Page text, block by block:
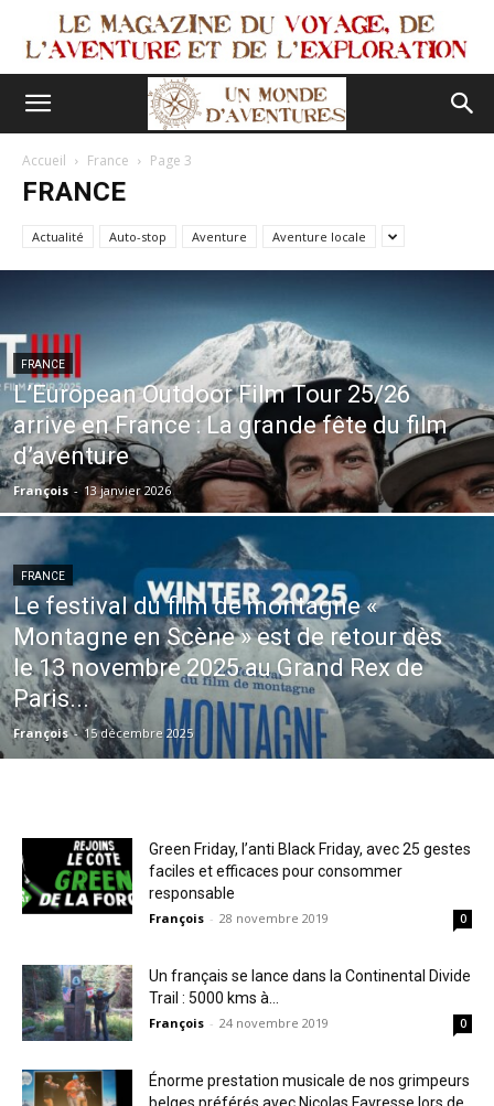
Accueil France Page 3
FRANCE
Actualité Auto-stop Aventure Aventure locale
FRANCE
L’European Outdoor Film Tour 25/26
arrive en France : La grande fête du film
d’aventure
François - 13 janvier 2026
FRANCE
Le festival du film de montagne «
Montagne en Scène » est de retour dès
le 13 novembre 2025 au Grand Rex de
Paris...
François - 15 décembre 2025
Green Friday, l’anti Black Friday, avec 25 gestes
faciles et efficaces pour consommer
responsable
François - 28 novembre 2019 0
Un français se lance dans la Continental Divide
Trail : 5000 kms à...
François - 24 novembre 2019 0
Énorme prestation musicale de nos grimpeurs